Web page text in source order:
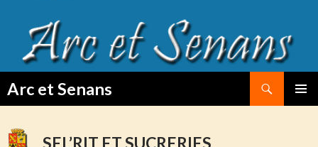
Arc et Senans
CONTENT
SEL’RIT ET SUCRERIES